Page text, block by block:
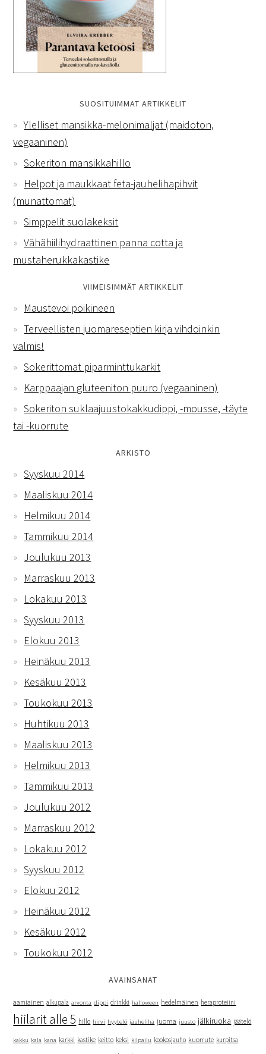
SUOSITUIMMAT ARTIKKELIT
Ylelliset mansikka-melonimaljat (maidoton,
vegaaninen)
Sokeriton mansikkahillo
Helpot ja maukkaat feta-jauhelihapihvit
(munattomat)
Simppelit suolakeksit
Vähähiilihydraattinen panna cotta ja
mustaherukkakastike
VIIMEISIMMÄT ARTIKKELIT
Maustevoi poikineen
Terveellisten juomareseptien kirja vihdoinkin
valmis!
Sokerittomat piparminttukarkit
Karppaajan gluteeniton puuro (vegaaninen)
Sokeriton suklaajuustokakkudippi, -mousse, -täyte
tai -kuorrute
ARKISTO
Syyskuu 2014
Maaliskuu 2014
Helmikuu 2014
Tammikuu 2014
Joulukuu 2013
Marraskuu 2013
Lokakuu 2013
Syyskuu 2013
Elokuu 2013
Heinäkuu 2013
Kesäkuu 2013
Toukokuu 2013
Huhtikuu 2013
Maaliskuu 2013
Helmikuu 2013
Tammikuu 2013
Joulukuu 2012
Marraskuu 2012
Lokakuu 2012
Syyskuu 2012
Elokuu 2012
Heinäkuu 2012
Kesäkuu 2012
Toukokuu 2012
AVAINSANAT
aamiainen alkupala arvonta dippi drinkki halloween hedelmäinen heraproteiini
hiilarit alle 5 hillo hirvi hyytelö jauheliha juoma juusto jälkiruoka jäätelö
kakku kala kana karkki kastike keitto keksi kilpailu kookosjauho kuorrute kurpitsa